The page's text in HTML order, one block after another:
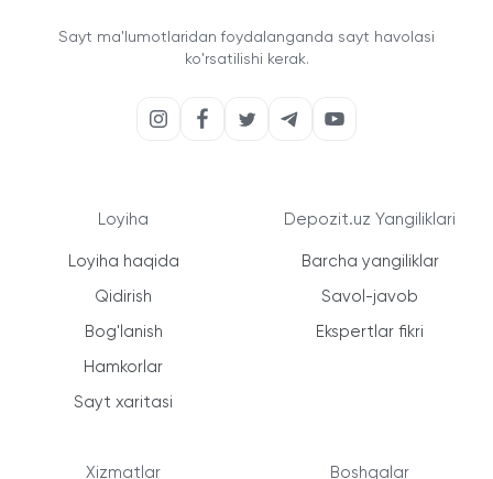
Sayt ma'lumotlaridan foydalanganda sayt havolasi
ko'rsatilishi kerak.
Loyiha
Loyiha haqida
Qidirish
Bog'lanish
Hamkorlar
Sayt xaritasi
Xizmatlar
Depozit.uz Yangiliklari
Barcha yangiliklar
Savol-javob
Ekspertlar fikri
Boshqalar